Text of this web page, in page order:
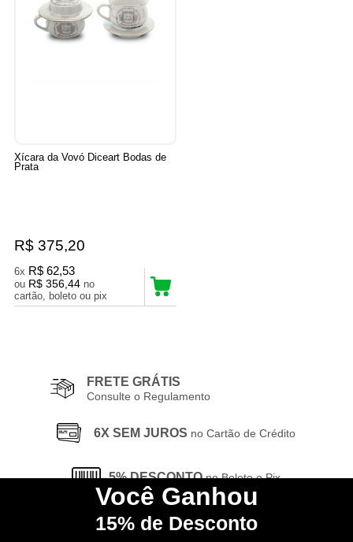
Xícara da Vovó Diceart Bodas de
Prata
R$ 375,20
6x R$ 62,53
ou R$ 356,44 no
cartão, boleto ou pix
FRETE GRÁTIS
Consulte o Regulamento
6X SEM JUROS no Cartão de Crédito
5% DESCONTO no Boleto e Pix
CONHEÇA nossa Loja Física
Você Ganhou
15% de Desconto